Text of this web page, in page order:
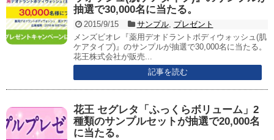
抽選で30,000名に当たる。
2015/9/15 サンプル, プレゼント
メンズビオレ『薬用デオドラントボディウォッシュ(肌
ケアタイプ)』のサンプルが抽選で30,000名に当たる。
花王株式会社が販売...
記事を読む
花王 セグレタ「ふっくらボリューム」2
種類のサンプルセットが抽選で20,000名
に当たる。